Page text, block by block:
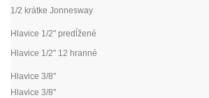
1/2 krátke Jonnesway
Hlavice 1/2" predĺžené
Hlavice 1/2" 12 hranné
Hlavice 3/8"
Hlavice 3/8"